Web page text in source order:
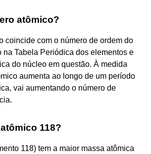
atômico?
coincide com o número de ordem do
na Tabela Periódica dos elementos e
do núcleo em questão. À medida
aumenta ao longo de um período
vai aumentando o número de
118?
118) tem a maior massa atômica